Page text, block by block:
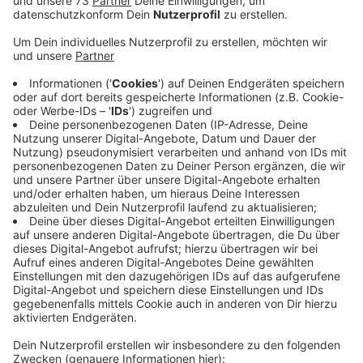
Regelmäßig aktuelle Infos auf der Ahauser
Website
Anzeige
Die umfassenden Bauarbeiten zur Umgestaltung der
Wallstraße in Ahaus kommen voran. Auf ihrer Website
informiert die Stadt die Bürgerinnen und Bürger über
den Zeitplan und die Fortschritte und ein Chatbot
beantwortet Fragen z.B. zur Parksituation. Am Montag
(24.11.2025) wird voraussichtlich die Kreuzung
Wallstraße/Schloßstraße gesperrt und das bis Mitte
Dezember. Es sind für diesen Zeitraum ringförmige
Umfahrungen geplant, teilte die Ahauser Verwaltung
mit.